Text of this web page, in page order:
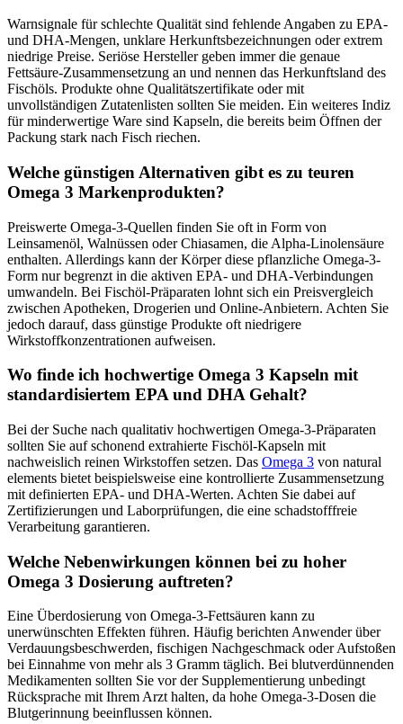
Warnsignale für schlechte Qualität sind fehlende Angaben zu EPA-
und DHA-Mengen, unklare Herkunftsbezeichnungen oder extrem
niedrige Preise. Seriöse Hersteller geben immer die genaue
Fettsäure-Zusammensetzung an und nennen das Herkunftsland des
Fischöls. Produkte ohne Qualitätszertifikate oder mit
unvollständigen Zutatenlisten sollten Sie meiden. Ein weiteres Indiz
für minderwertige Ware sind Kapseln, die bereits beim Öffnen der
Packung stark nach Fisch riechen.
Welche günstigen Alternativen gibt es zu teuren
Omega 3 Markenprodukten?
Preiswerte Omega-3-Quellen finden Sie oft in Form von
Leinsamenöl, Walnüssen oder Chiasamen, die Alpha-Linolensäure
enthalten. Allerdings kann der Körper diese pflanzliche Omega-3-
Form nur begrenzt in die aktiven EPA- und DHA-Verbindungen
umwandeln. Bei Fischöl-Präparaten lohnt sich ein Preisvergleich
zwischen Apotheken, Drogerien und Online-Anbietern. Achten Sie
jedoch darauf, dass günstige Produkte oft niedrigere
Wirkstoffkonzentrationen aufweisen.
Wo finde ich hochwertige Omega 3 Kapseln mit
standardisiertem EPA und DHA Gehalt?
Bei der Suche nach qualitativ hochwertigen Omega-3-Präparaten
sollten Sie auf schonend extrahierte Fischöl-Kapseln mit
nachweislich reinen Wirkstoffen setzen. Das Omega 3 von natural
elements bietet beispielsweise eine kontrollierte Zusammensetzung
mit definierten EPA- und DHA-Werten. Achten Sie dabei auf
Zertifizierungen und Laborprüfungen, die eine schadstofffreie
Verarbeitung garantieren.
Welche Nebenwirkungen können bei zu hoher
Omega 3 Dosierung auftreten?
Eine Überdosierung von Omega-3-Fettsäuren kann zu
unerwünschten Effekten führen. Häufig berichten Anwender über
Verdauungsbeschwerden, fischigen Nachgeschmack oder Aufstoßen
bei Einnahme von mehr als 3 Gramm täglich. Bei blutverdünnenden
Medikamenten sollten Sie vor der Supplementierung unbedingt
Rücksprache mit Ihrem Arzt halten, da hohe Omega-3-Dosen die
Blutgerinnung beeinflussen können.